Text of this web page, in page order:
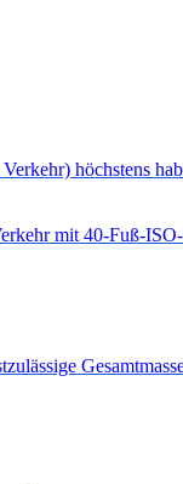
höchstens
mit 40-Fuß-